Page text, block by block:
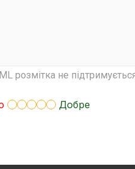
розмітка не
Добре